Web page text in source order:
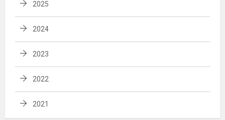
2025
2024
2023
2022
2021